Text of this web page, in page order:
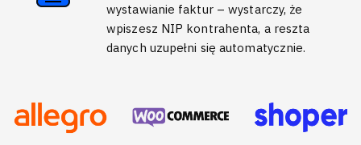
wystawianie faktur – wystarczy, że
wpiszesz NIP kontrahenta, a reszta
danych uzupełni się automatycznie.